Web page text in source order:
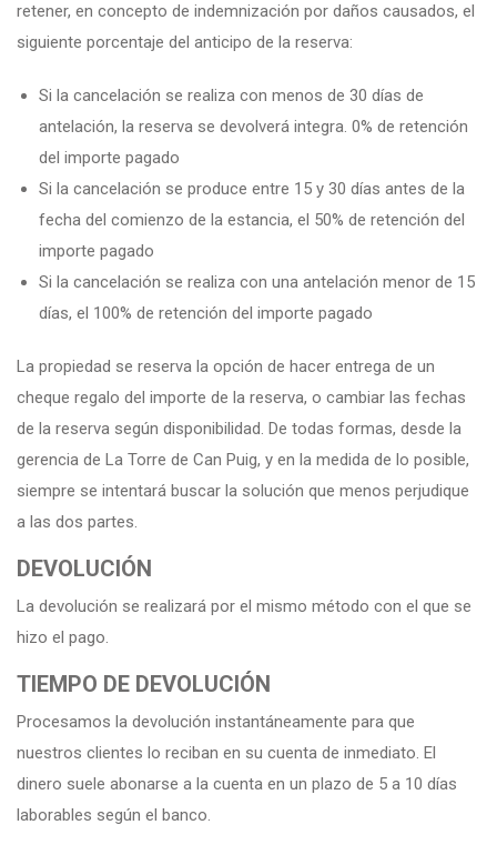
retener, en concepto de indemnización por daños causados, el
siguiente porcentaje del anticipo de la reserva:
Si la cancelación se realiza con menos de 30 días de
antelación, la reserva se devolverá integra. 0% de retención
del importe pagado
Si la cancelación se produce entre 15 y 30 días antes de la
fecha del comienzo de la estancia, el 50% de retención del
importe pagado
Si la cancelación se realiza con una antelación menor de 15
días, el 100% de retención del importe pagado
La propiedad se reserva la opción de hacer entrega de un
cheque regalo del importe de la reserva, o cambiar las fechas
de la reserva según disponibilidad. De todas formas, desde la
gerencia de La Torre de Can Puig, y en la medida de lo posible,
siempre se intentará buscar la solución que menos perjudique
a las dos partes.
DEVOLUCIÓN
La devolución se realizará por el mismo método con el que se
hizo el pago.
TIEMPO DE DEVOLUCIÓN
Procesamos la devolución instantáneamente para que
nuestros clientes lo reciban en su cuenta de inmediato. El
dinero suele abonarse a la cuenta en un plazo de 5 a 10 días
laborables según el banco.